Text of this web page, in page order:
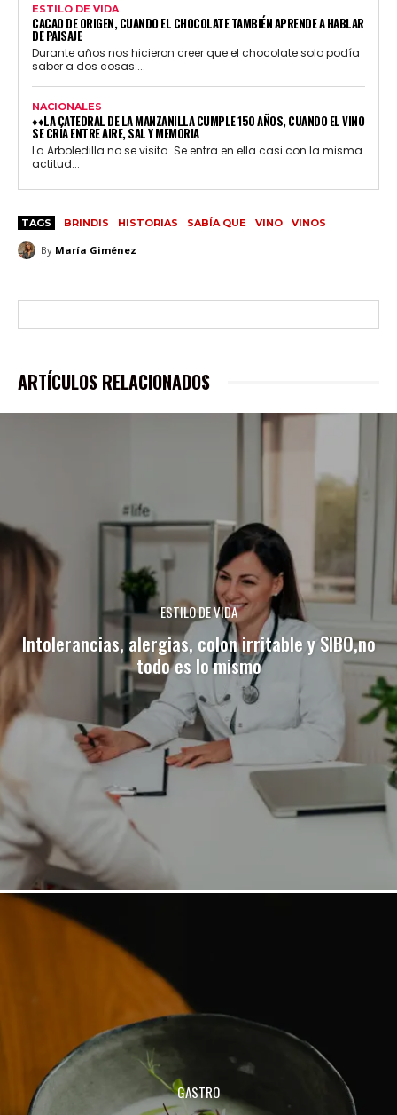
ESTILO DE VIDA
CACAO DE ORIGEN, CUANDO EL CHOCOLATE TAMBIÉN APRENDE A HABLAR
DE PAISAJE
Durante años nos hicieron creer que el chocolate solo podía
saber a dos cosas:...
NACIONALES
♦♦LA CATEDRAL DE LA MANZANILLA CUMPLE 150 AÑOS, CUANDO EL VINO
SE CRÍA ENTRE AIRE, SAL Y MEMORIA
La Arboledilla no se visita. Se entra en ella casi con la misma
actitud...
TAGS BRINDIS HISTORIAS SABÍA QUE VINO VINOS
By María Giménez
ARTÍCULOS RELACIONADOS
ESTILO DE VIDA
Intolerancias, alergias, colon irritable y SIBO,no
todo es lo mismo
GASTRO